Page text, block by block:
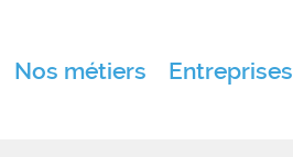
Nos métiers Entreprises